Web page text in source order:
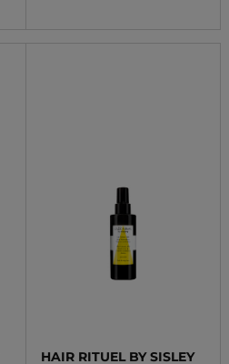
HAIR RITUEL BY SISLEY